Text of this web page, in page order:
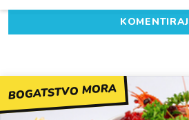
KOMENTIRAJ
BOGATSTVO MORA